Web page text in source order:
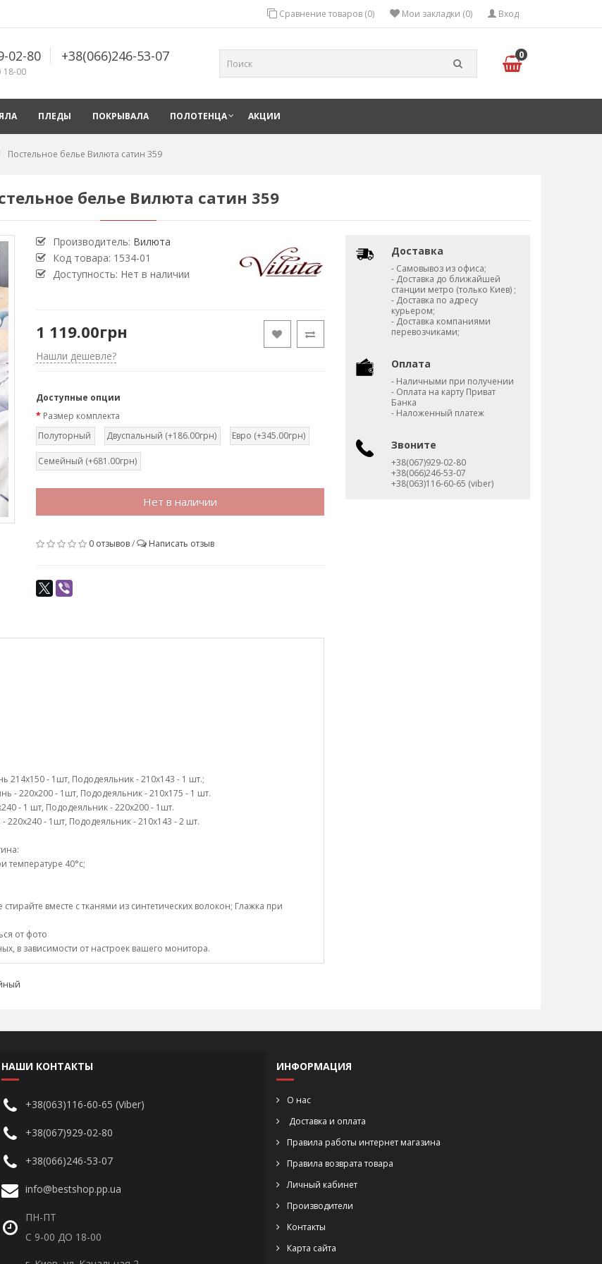
Вход
Мои закладки (0)
Сравнение товаров (0)
02-80 +38(066)246-53-07
00
0
ПЛЕДЫ ПОКРЫВАЛА ПОЛОТЕНЦА АКЦИИ
Постельное белье Вилюта сатин 359
белье Вилюта сатин 359
Производитель: Вилюта
Код товара: 1534-01
Доступность: Нет в наличии
1 119.00грн
Нашли дешевле?
Доступные опции
Размер комплекта
Полуторный
Двуспальный (+186.00грн) Евро (+345.00грн)
Семейный (+681.00грн)
Нет в наличии
0 отзывов/ Написать отзыв
214х150 - 1шт, Пододеяльник - 210х143 - 1 шт.;
- 220х200 - 1шт, Пододеяльник - 210х175 - 1 шт.
- 1 шт, Пододеяльник - 220х200 - 1шт.
- 1шт, Пододеяльник - 210х143 - 2 шт.
температуре 40°c;
вместе с тканями из синтетических волокон; Глажка при
от фото
в зависимости от настроек вашего монитора.
Доставка
- Самовывоз из офиса;
- Доставка до ближайшей
станции метро (только Киев) ;
- Доставка по адресу
курьером;
- Доставка компаниями
перевозчиками;
Оплата
- Наличными при получении
- Оплата на карту Приват
Банка
- Наложенный платеж
Звоните
+38(067)929-02-80
+38(066)246-53-07
+38(063)116-60-65 (viber)
НАШИ КОНТАКТЫ
+38(063)116-60-65 (Viber)
+38(067)929-02-80
+38(066)246-53-07
info@bestshop.pp.ua
ПН-ПТ
С 9-00 ДО 18-00
ИНФОРМАЦИЯ
О нас
Доставка и оплата
Правила работы интернет магазина
Правила возврата товара
Личный кабинет
Производители
Контакты
Карта сайта